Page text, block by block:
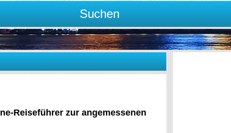
Suchen
Reiseführer zur angemessenen